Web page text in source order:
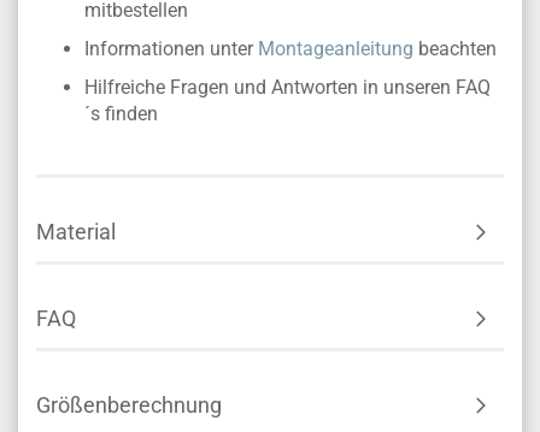
mitbestellen
Informationen unter Montageanleitung beachten
Hilfreiche Fragen und Antworten in unseren FAQ
´s finden
Material
FAQ
Größenberechnung